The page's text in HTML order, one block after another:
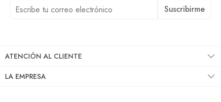
ATENCIÓN AL CLIENTE
LA EMPRESA
Suscribirme